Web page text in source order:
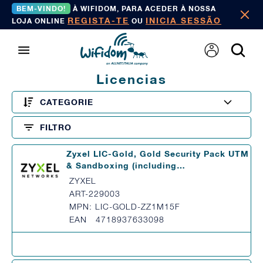
BEM-VINDO!
À WIFIDOM, PARA ACEDER À NOSSA
LOJA ONLINE REGISTA-TE OU INICIA SESSÃO
Licencias
CATEGORIE
FILTRO
Zyxel LIC-Gold, Gold Security Pack UTM
& Sandboxing (including…
ZYXEL
ART-229003
MPN: LIC-GOLD-ZZ1M15F
EAN 4718937633098